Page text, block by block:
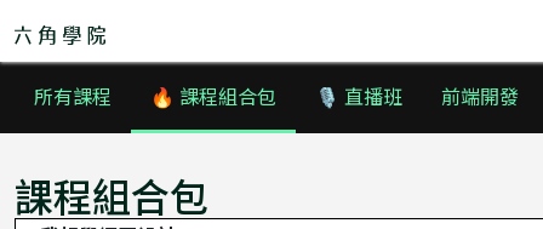
精選課程
直播班 🎙
所有課程 🔥 課程組合包 🎙 直播班 前端開發
課程組合包